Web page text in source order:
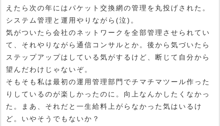
えたら次の年にはパケット交換網の管理を丸投げされた。
システム管理と運用やりながら(泣)。
気がついたら会社のネットワークを全部管理させられてい
て、それやりながら通信コンサルとか。後から気づいたら
ステップアップはしている気がするけど、断じて自分から
望んだわけじゃないぞ。
そもそも私は最初の運用管理部門でチマチマツール作った
りしているのが楽しかったのに。向上なんかしたくなかっ
た。まあ、それだと一生給料上がらなかった気はいるけ
ど。いやそうでもないか？